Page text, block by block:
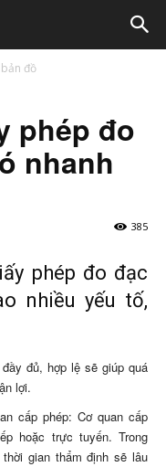
đồ
phép đo
nhanh
385
phép đo đạc
nhiều yếu tố,
đủ, hợp lệ sẽ giúp quá
lợi.
cấp phép: Cơ quan cấp
hoặc trực tuyến. Trong
gian thẩm định sẽ lâu